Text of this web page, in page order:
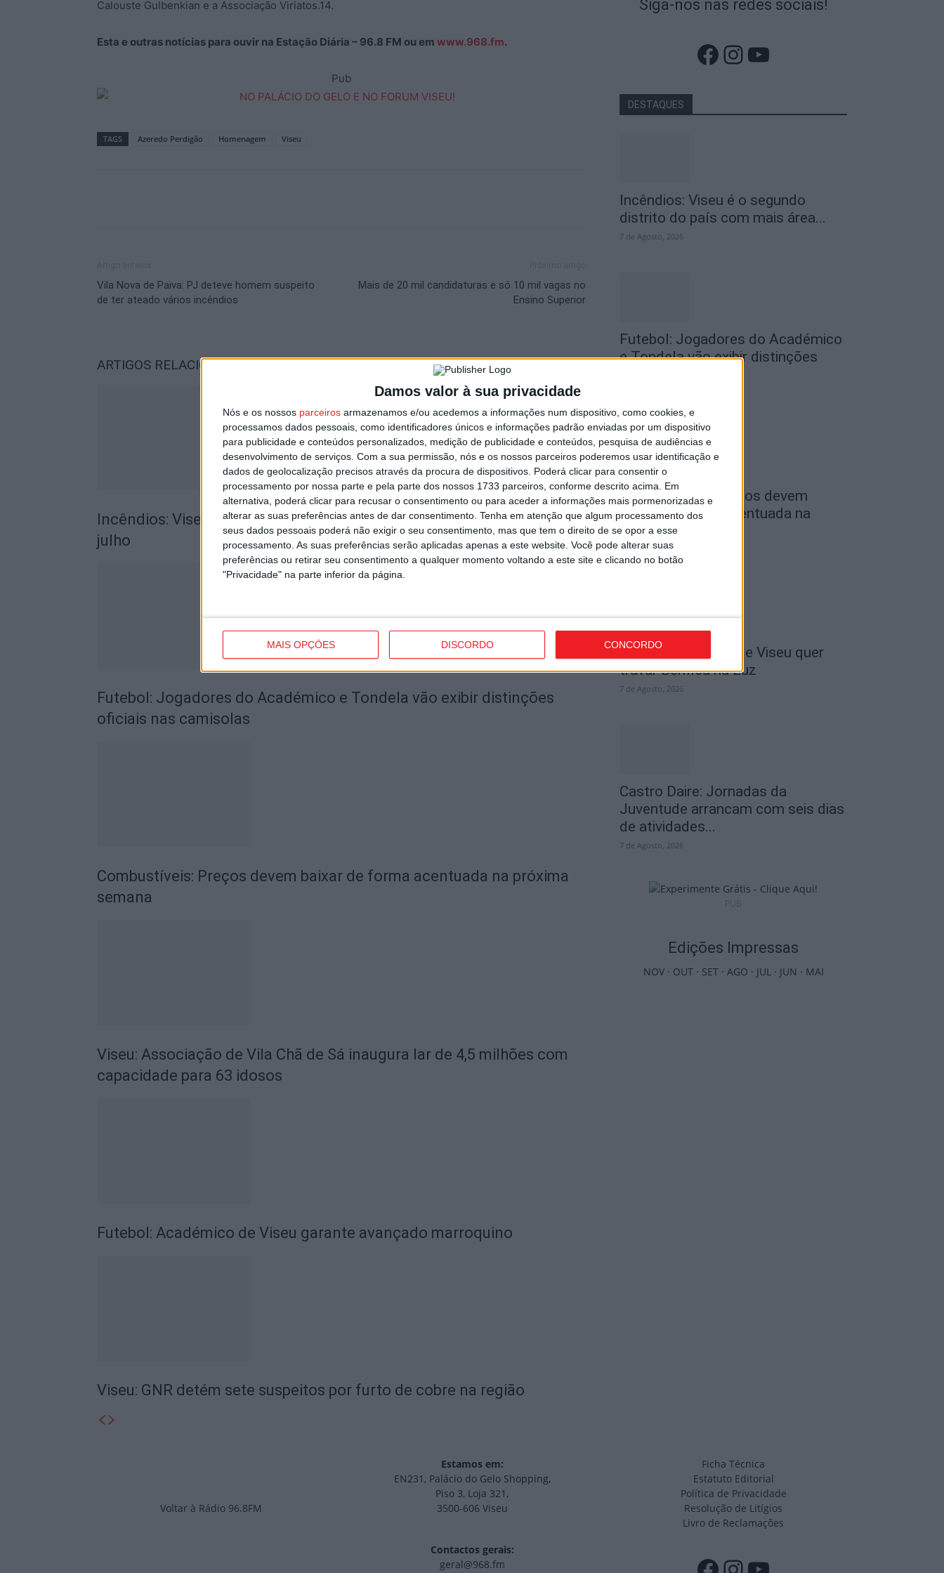
Damos valor à sua privacidade
Nós e os nossos parceiros armazenamos e/ou acedemos a informações num dispositivo, como cookies, e
processamos dados pessoais, como identificadores únicos e informações padrão enviadas por um dispositivo
para publicidade e conteúdos personalizados, medição de publicidade e conteúdos, pesquisa de audiências e
desenvolvimento de serviços. Com a sua permissão, nós e os nossos parceiros poderemos usar identificação e
dados de geolocalização precisos através da procura de dispositivos. Poderá clicar para consentir o
processamento por nossa parte e pela parte dos nossos 1733 parceiros, conforme descrito acima. Em
alternativa, poderá clicar para recusar o consentimento ou para aceder a informações mais pormenorizadas e
alterar as suas preferências antes de dar consentimento. Tenha em atenção que algum processamento dos
seus dados pessoais poderá não exigir o seu consentimento, mas que tem o direito de se opor a esse
processamento. As suas preferências serão aplicadas apenas a este website. Você pode alterar suas
preferências ou retirar seu consentimento a qualquer momento voltando a este site e clicando no botão
"Privacidade" na parte inferior da página.
MAIS OPÇÕES DISCORDO CONCORDO
Calouste Gulbenkian e a Associação Viriatos.14.
Esta e outras notícias para ouvir na Estação Diária – 96.8 FM ou em www.968.fm.
Pub
TAGS Azeredo Perdigão Homenagem Viseu
Vila Nova de Paiva: PJ deteve homem suspeito
de ter ateado vários incêndios
Mais de 20 mil candidaturas e só 10 mil vagas no
Ensino Superior
ARTIGOS RELACIONADOSMais do autor
Incêndios: Viseu é o segundo distrito do país com mais área ardida até
julho
Futebol: Jogadores do Académico e Tondela vão exibir distinções
oficiais nas camisolas
Combustíveis: Preços devem baixar de forma acentuada na próxima
semana
Viseu: Associação de Vila Chã de Sá inaugura lar de 4,5 milhões com
capacidade para 63 idosos
Futebol: Académico de Viseu garante avançado marroquino
Viseu: GNR detém sete suspeitos por furto de cobre na região
Siga-nos nas redes sociais!
Facebook
Instagram
YouTube
DESTAQUES
Incêndios: Viseu é o segundo
distrito do país com mais área...
7 de Agosto, 2026
Futebol: Jogadores do Académico
e Tondela vão exibir distinções
Combustíveis: Preços devem
baixar de forma acentuada na
próxima semana
7 de Agosto, 2026
I Liga: Académico de Viseu quer
travar Benfica na Luz
7 de Agosto, 2026
Castro Daire: Jornadas da
Juventude arrancam com seis dias
de atividades...
7 de Agosto, 2026
Edições Impressas
NOV· OUT· SET· AGO · JUL· JUN · MAI
Voltar à Rádio 96.8FM
Estamos em:
EN231, Palácio do Gelo Shopping,
Piso 3, Loja 321,
3500-606 Viseu
Contactos gerais:
geral@968.fm
Ficha Técnica
Estatuto Editorial
Política de Privacidade
Resolução de Litígios
Livro de Reclamações